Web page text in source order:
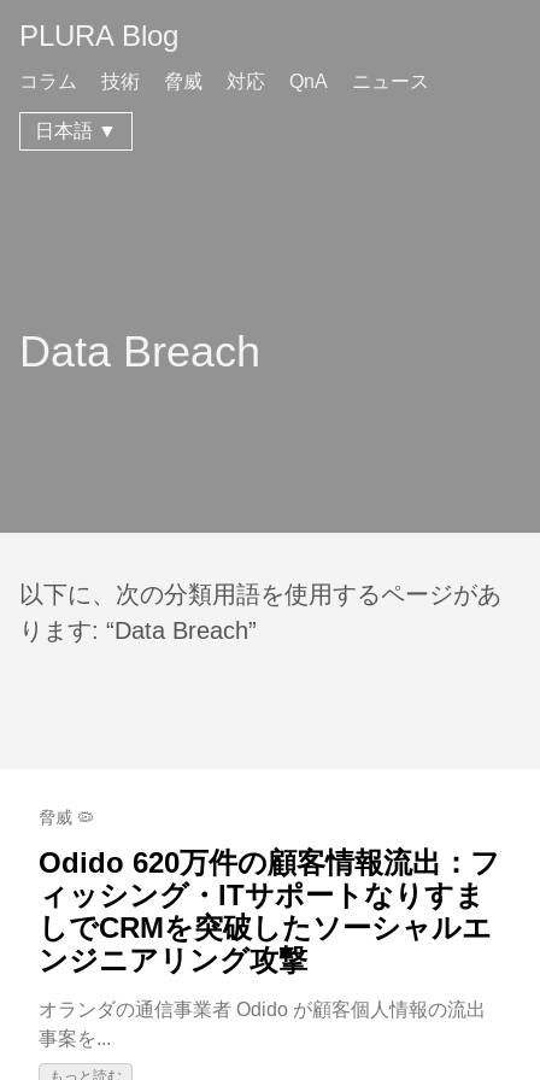
PLURA Blog
コラム 技術 脅威 対応 QnA ニュース
日本語 ▼
Data Breach
以下に、次の分類用語を使用するページがあ
ります: “Data Breach”
脅威 🦠
Odido 620万件の顧客情報流出：フ
ィッシング・ITサポートなりすま
しでCRMを突破したソーシャルエ
ンジニアリング攻撃
オランダの通信事業者 Odido が顧客個人情報の流出
事案を...
もっと読む